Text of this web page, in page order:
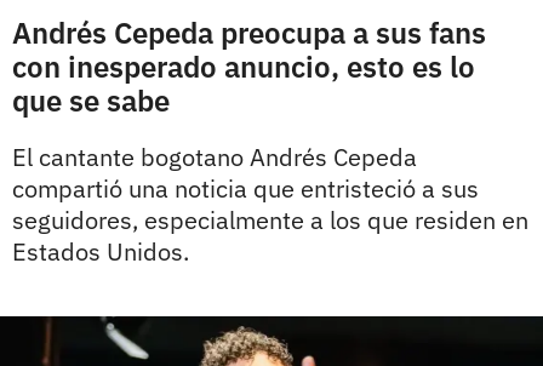
Andrés Cepeda preocupa a sus fans
con inesperado anuncio, esto es lo
que se sabe
El cantante bogotano Andrés Cepeda
compartió una noticia que entristeció a sus
seguidores, especialmente a los que residen en
Estados Unidos.